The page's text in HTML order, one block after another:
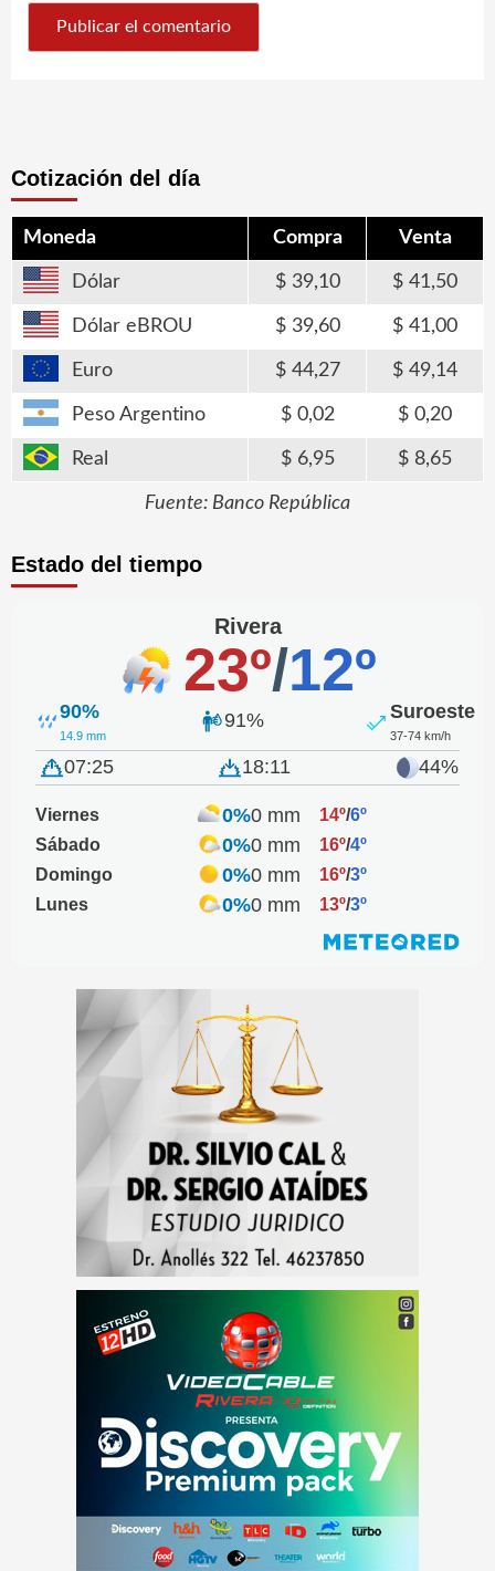
Cotización del día
Moneda Compra Venta
Dólar 39,10 41,50
Dólar eBROU 39,60 41,00
Euro 44,27 49,14
Peso Argentino 0,02 0,20
Real 6,95 8,65
Fuente: Banco República
Estado del tiempo
Rivera
23º/12º
90%
14.9 mm
91% Suroeste
37-74 km/h
07:25 18:11 44%
Viernes 0%0 mm 14º/6º
Sábado
0%0 mm 16º/4º
Domingo
0%0 mm 16º/3º
Lunes
0%0 mm 13º/3º